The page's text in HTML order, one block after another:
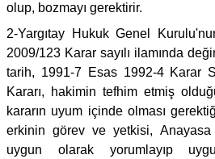
olup, bozmayı gerektirir.
2-Yargıtay Hukuk Genel
2009/123 Karar sayılı ilamında
tarih, 1991-7 Esas 1992-4 Karar
Kararı, hakimin tefhim etmiş
kararın uyum içinde olması
erkinin görev ve yetkisi, Anayasa
uygun olarak yorumlayıp